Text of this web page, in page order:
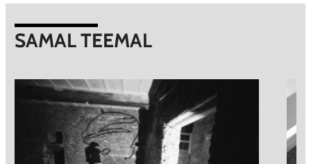
SAMAL TEEMAL